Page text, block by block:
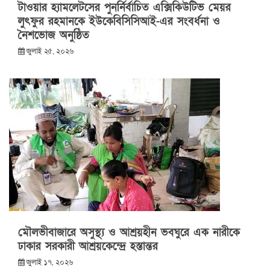
টাওয়ার হ্যামলেটসের পুনর্নির্বাচিত এক্সিকিউটিভ মেয়র
লুৎফুর রহমানকে ইউকেবিসিসিআই-এর সংবর্ধনা ও
নৈশভোজ অনুষ্ঠিত
জুলাই ২৫, ২০২৬
মৌলভীবাজারে অসুস্থ্য ও আশ্রয়হীন ভবঘুরে এক নারীকে
ঢাকার সরকারী আশ্রয়কেন্দ্রে হস্তান্তর
জুলাই ১৭, ২০২৬